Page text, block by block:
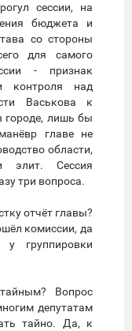
сессии, на
бюджета и
со стороны
для самого
- признак
контроля над
Васькова к
городе, лишь бы
главе не
области,
элит. Сессия
три вопроса.
отчёт главы?
комиссии, да
группировки
Вопрос
депутатам
тайно. Да, к